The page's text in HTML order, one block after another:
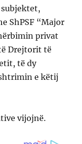
ShPSF “Major
privat
Drejtorit të
të dy
e këtij
vijojnë.